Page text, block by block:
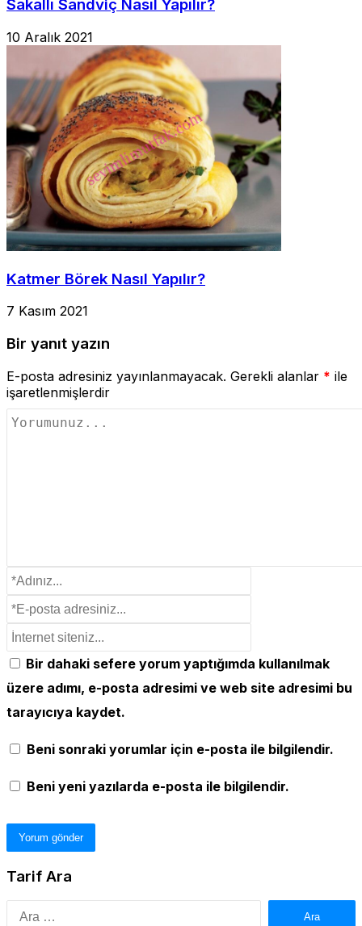
Sakallı Sandviç Nasıl Yapılır?
10 Aralık 2021
Katmer Börek Nasıl Yapılır?
7 Kasım 2021
Bir yanıt yazın
E-posta adresiniz yayınlanmayacak. Gerekli alanlar * ile
işaretlenmişlerdir
Bir dahaki sefere yorum yaptığımda kullanılmak
üzere adımı, e-posta adresimi ve web site adresimi bu
tarayıcıya kaydet.
Beni sonraki yorumlar için e-posta ile bilgilendir.
Beni yeni yazılarda e-posta ile bilgilendir.
Tarif Ara